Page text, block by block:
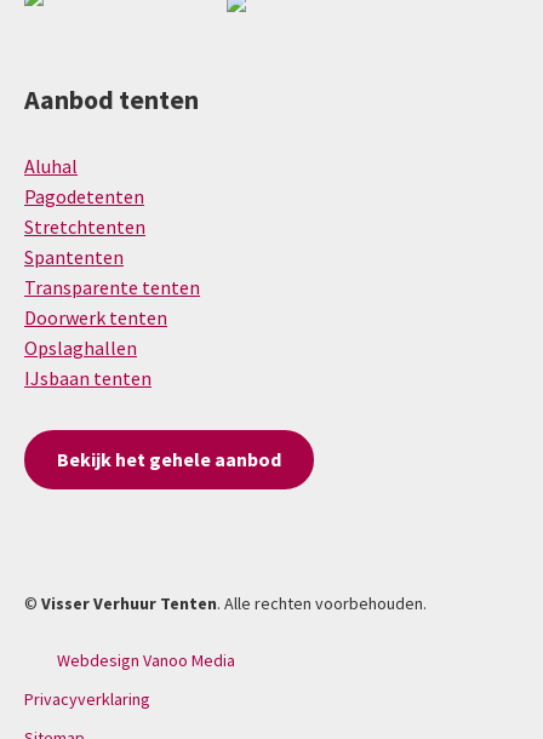
Aanbod tenten
Aluhal
Pagodetenten
Stretchtenten
Spantenten
Transparente tenten
Doorwerk tenten
Opslaghallen
IJsbaan tenten
Bekijk het gehele aanbod
© Visser Verhuur Tenten. Alle rechten voorbehouden.
Webdesign Vanoo Media
Privacyverklaring